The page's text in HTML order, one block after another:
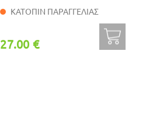
ΚΑΤΟΠΙΝ ΠΑΡΑΓΓΕΛΙΑΣ
27.00 €